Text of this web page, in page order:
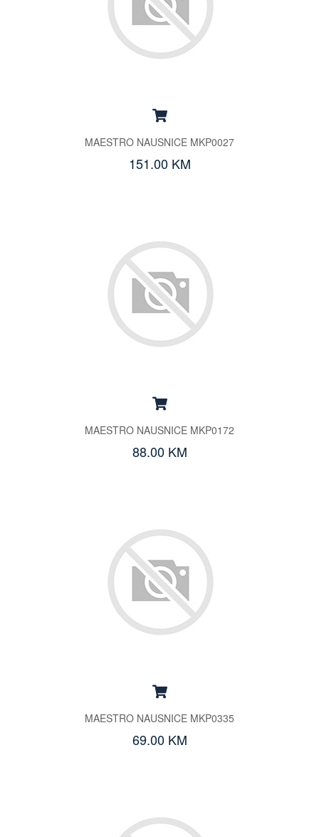
MAESTRO NAUSNICE MKP0027
151.00 KM
MAESTRO NAUSNICE MKP0172
88.00 KM
MAESTRO NAUSNICE MKP0335
69.00 KM